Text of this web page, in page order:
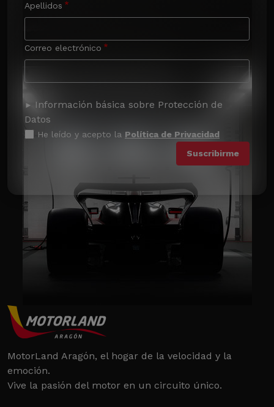
Apellidos
Correo electrónico
Información básica sobre Protección de
Datos
He leído y acepto la Política de Privacidad
MotorLand Aragón, el hogar de la velocidad y la
emoción.
Vive la pasión del motor en un circuito único.